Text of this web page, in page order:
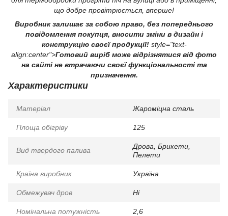
що добре провітрюється, вперше!
Виробник залишає за собою право, без попереднього
повідомлення покупця, вносити зміни в дизайн і
конструкцію своєї продукції!style="text-
align:center">Готовий виріб може відрізнятися від фото
на сайті не втрачаючи своєї функціональності та
призначення.
Характеристики
Матеріал Жароміцна сталь
Площа обігріву 125
Вид твердого палива
Дрова, Брикети,
Пелети
Країна виробник Україна
Обмежувач дров Ні
Номінальна потужність 2,6